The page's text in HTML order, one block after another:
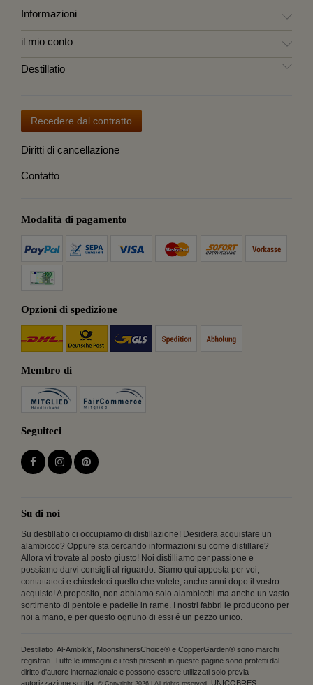
Informazioni
il mio conto
Destillatio
Recedere dal contratto
Diritti di cancellazione
Contatto
Modalitá di pagamento
Opzioni di spedizione
Membro di
Seguiteci
Su di noi
Su destillatio ci occupiamo di distillazione! Desidera acquistare un
alambicco? Oppure sta cercando informazioni su come distillare?
Allora vi trovate al posto giusto! Noi distilliamo per passione e
possiamo darvi consigli al riguardo. Siamo qui apposta per voi,
contattateci e chiedeteci quello che volete, anche anni dopo il vostro
acquisto! A proposito, non abbiamo solo alambicchi ma anche un vasto
sortimento di pentole e padelle in rame. I nostri fabbri le producono per
noi a mano, e per questo ognuno di essi é un pezzo unico.
Destillatio, Al-Ambik®, MoonshinersChoice® e CopperGarden® sono marchi
registrati. Tutte le immagini e i testi presenti in queste pagine sono protetti dal
diritto d'autore internazionale e possono essere utilizzati solo previa
autorizzazione scritta.
UNICOBRES,